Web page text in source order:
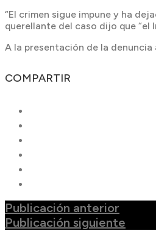
“El crimen sigue impune y ha
querellante del caso dijo que
A la presentación de la
COMPARTIR
Publicación anterior
Publicación siguiente